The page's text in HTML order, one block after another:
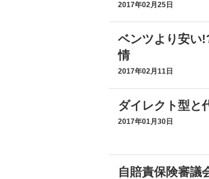
2017年02月25日
ベンツより安
情
2017年02月11日
ダイレクト型と
2017年01月30日
自賠責保険審議